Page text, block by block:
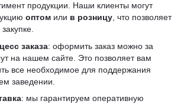
продукции. Наши клиенты могут
оптом или в розницу, что позволяет
заказа: оформить заказ можно за
на нашем сайте. Это позволяет вам
все необходимое для поддержания
заведении.
: мы гарантируем оперативную